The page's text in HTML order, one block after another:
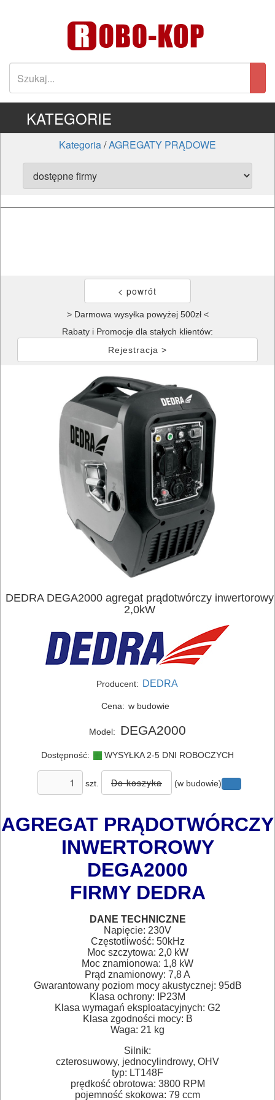
ELEKTRONARZĘDZIA
ELEKTRONARZĘDZIA
AKUMULATOROWE
OSPRZĘT
I
AKCESORIA
ELEKTRONARZĘDZI
TRANSPORTOWANIE
POMIAROWE
NARZĘDZIA
BUDOWLANE
GLAZURNICZE
KATEGORIE
Kategoria/AGREGATY PRĄDOWE
> Darmowa wysyłka powyżej 500zł <
Rabaty i Promocje dla stałych klientów:
Rejestracja >
DEDRA DEGA2000 agregat prądotwórczy inwertorowy
2,0kW
Producent: DEDRA
Cena: w budowie
Model: DEGA2000
Dostępność: WYSYŁKA 2-5 DNI ROBOCZYCH
szt. (w budowie)
AGREGAT PRĄDOTWÓRCZY
INWERTOROWY
DEGA2000
FIRMY DEDRA
DANE TECHNICZNE
Napięcie: 230V
Częstotliwość: 50kHz
Moc szczytowa: 2,0 kW
Moc znamionowa: 1,8 kW
Prąd znamionowy: 7,8 A
Gwarantowany poziom mocy akustycznej: 95dB
Klasa ochrony: IP23M
Klasa wymagań eksploatacyjnych: G2
Klasa zgodności mocy: B
Waga: 21 kg
Silnik:
czterosuwowy, jednocylindrowy, OHV
typ: LT148F
prędkość obrotowa: 3800 RPM
pojemność skokowa: 79 ccm